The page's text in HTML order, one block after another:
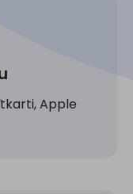
Apple